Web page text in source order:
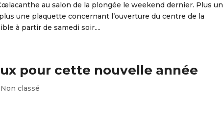
au salon de la plongée le weekend dernier. Plus un
une plaquette concernant l’ouverture du centre de la
à partir de samedi soir....
pour cette nouvelle année
Non classé